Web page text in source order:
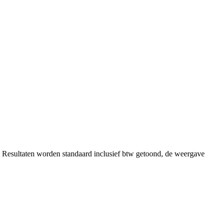
Resultaten worden standaard inclusief btw getoond, de weergave